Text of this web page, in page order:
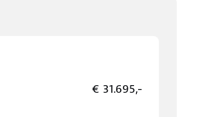
€ 31.695,-